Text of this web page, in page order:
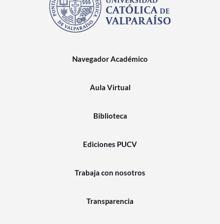
Navegador Académico
Aula Virtual
Biblioteca
Ediciones PUCV
Trabaja con nosotros
Transparencia